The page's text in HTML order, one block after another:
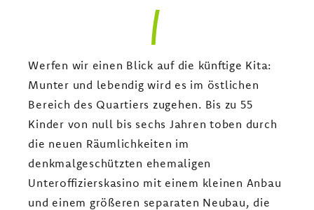
Werfen wir einen Blick auf die künftige Kita:
Munter und lebendig wird es im östlichen
Bereich des Quartiers zugehen. Bis zu 55
Kinder von null bis sechs Jahren toben durch
die neuen Räumlichkeiten im
denkmalgeschützten ehemaligen
Unteroffizierskasino mit einem kleinen Anbau
und einem größeren separaten Neubau, die